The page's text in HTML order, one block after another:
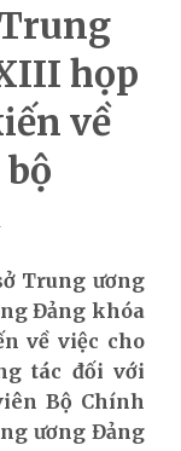
họp
về
Trung ương
Đảng khóa
về việc cho
tác đối với
Bộ Chính
ương Đảng